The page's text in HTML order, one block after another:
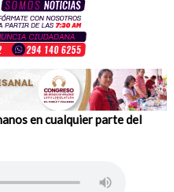
en cualquier parte del